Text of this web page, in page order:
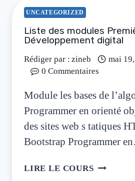
UNCATEGORIZED
Liste des modules
Développement digital
Rédiger par : zineb
mai
0 Commentaires
Module les bases de
Programmer en orienté
des sites web s tatiques
Bootstrap Programmer
LIRE LE COURS